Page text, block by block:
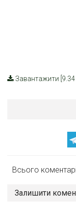
Завантажити [9.34
Всього
Залишити